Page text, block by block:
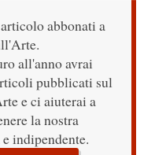
abbonati a
all'anno avrai
pubblicati sul
e ci aiuterai a
la nostra
indipendente.